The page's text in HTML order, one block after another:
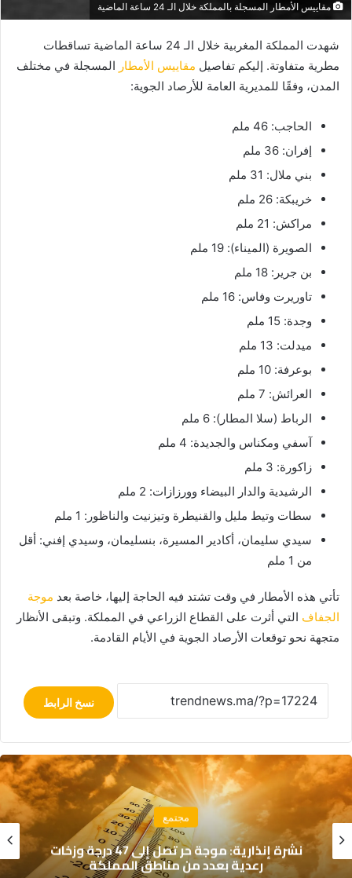
مقاييس الأمطار المسجلة بالمملكة خلال الـ 24 ساعة الماضية
شهدت المملكة المغربية خلال الـ 24 ساعة الماضية تساقطات
مطرية متفاوتة. إليكم تفاصيل مقاييس الأمطار المسجلة في مختلف
المدن، وفقًا للمديرية العامة للأرصاد الجوية:
الحاجب: 46 ملم
إفران: 36 ملم
بني ملال: 31 ملم
خريبكة: 26 ملم
مراكش: 21 ملم
الصويرة (الميناء): 19 ملم
بن جرير: 18 ملم
تاوريرت وفاس: 16 ملم
وجدة: 15 ملم
ميدلت: 13 ملم
بوعرفة: 10 ملم
العرائش: 7 ملم
الرباط (سلا المطار): 6 ملم
آسفي ومكناس والجديدة: 4 ملم
زاكورة: 3 ملم
الرشيدية والدار البيضاء وورزازات: 2 ملم
سطات وتيط مليل والقنيطرة وتيزنيت والناظور: 1 ملم
سيدي سليمان، أكادير المسيرة، بنسليمان، وسيدي إفني: أقل
من 1 ملم
تأتي هذه الأمطار في وقت تشتد فيه الحاجة إليها، خاصة بعد موجة
الجفاف التي أثرت على القطاع الزراعي في المملكة. وتبقى الأنظار
متجهة نحو توقعات الأرصاد الجوية في الأيام القادمة.
نسخ الرابط
مجتمع
نشرة إنذارية: موجة حر تصل إلى 47 درجة وزخات
رعدية بعدد من مناطق المملكة